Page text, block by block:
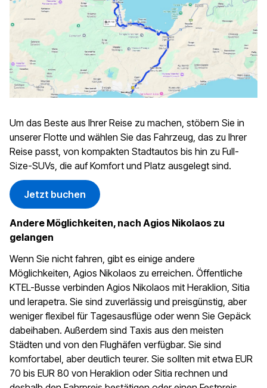
Um das Beste aus Ihrer Reise zu machen, stöbern Sie in
unserer Flotte und wählen Sie das Fahrzeug, das zu Ihrer
Reise passt, von kompakten Stadtautos bis hin zu Full-
Size-SUVs, die auf Komfort und Platz ausgelegt sind.
Jetzt buchen
Andere Möglichkeiten, nach Agios Nikolaos zu
gelangen
Wenn Sie nicht fahren, gibt es einige andere
Möglichkeiten, Agios Nikolaos zu erreichen. Öffentliche
KTEL-Busse verbinden Agios Nikolaos mit Heraklion, Sitia
und Ierapetra. Sie sind zuverlässig und preisgünstig, aber
weniger flexibel für Tagesausflüge oder wenn Sie Gepäck
dabeihaben. Außerdem sind Taxis aus den meisten
Städten und von den Flughäfen verfügbar. Sie sind
komfortabel, aber deutlich teurer. Sie sollten mit etwa EUR
70 bis EUR 80 von Heraklion oder Sitia rechnen und